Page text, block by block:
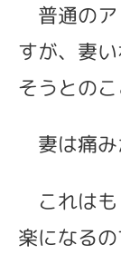
普通の
すが、妻
そうとのこ
妻は痛
これは
楽になる